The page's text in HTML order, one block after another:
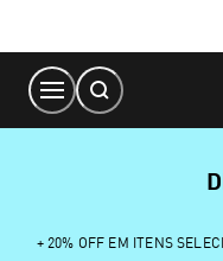
Content
+ 20% OFF EM ITENS